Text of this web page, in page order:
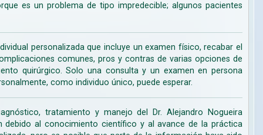
es un problema de tipo impredecible; algunos pacientes
personalizada que incluye un examen físico, recabar el
comunes, pros y contras de varias opciones de
quirúrgico. Solo una consulta y un examen en persona
como individuo único, puede esperar.
tratamiento y manejo del Dr. Alejandro Nogueira
al conocimiento científico y al avance de la práctica